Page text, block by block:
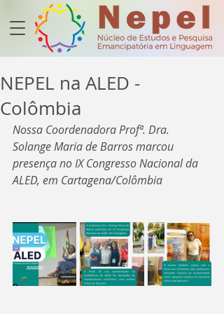
NEPEL na ALED -
Colômbia
Nossa Coordenadora Profª. Dra.
Solange Maria de Barros marcou
presença no IX Congresso Nacional da
ALED, em Cartagena/Colômbia